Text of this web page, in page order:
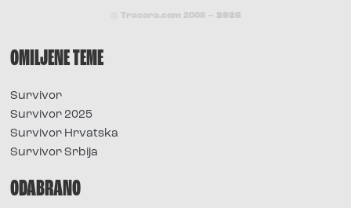
© Tracara.com 2008 – 2026
OMILJENE TEME
Survivor
Survivor 2025
Survivor Hrvatska
Survivor Srbija
ODABRANO